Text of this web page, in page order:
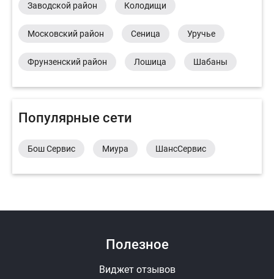
Заводской район Колодищи
Московский район Сеница Уручье
Фрунзенский район Лошица Шабаны
Популярные сети
Бош Сервис Миура ШансСервис
Полезное
Виджет отзывов